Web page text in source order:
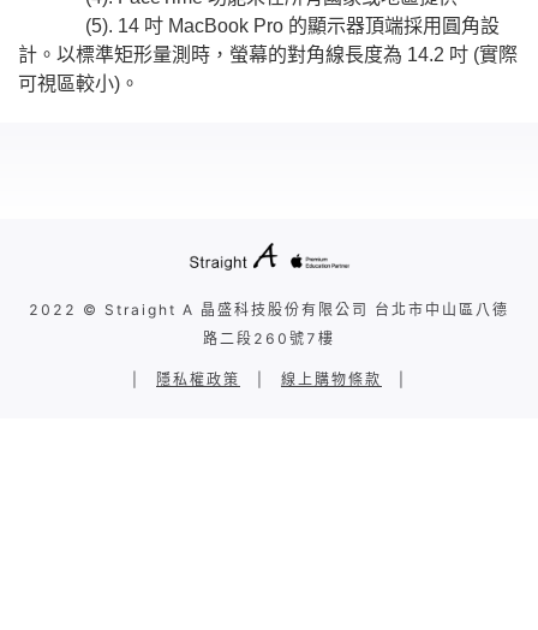
(5). 14 吋 MacBook Pro 的顯示器頂端採用圓角設
計。以標準矩形量測時，螢幕的對角線長度為 14.2 吋 (實際
可視區較小)。
2022 © Straight A 晶盛科技股份有限公司 台北市中山區八德
路二段260號7樓
隱私權政策 線上購物條款